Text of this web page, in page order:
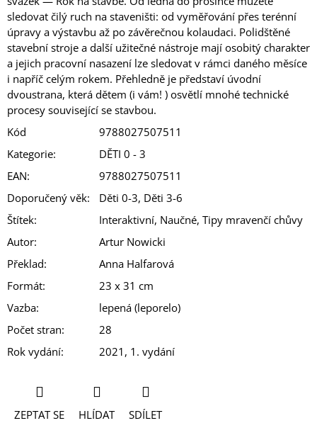
sledovat čilý ruch na staveništi: od vyměřování přes terénní
úpravy a výstavbu až po závěrečnou kolaudaci. Polidštěné
stavební stroje a další užitečné nástroje mají osobitý charakter
a jejich pracovní nasazení lze sledovat v rámci daného měsíce
i napříč celým rokem. Přehledně je představí úvodní
dvoustrana, která dětem (i vám! ) osvětlí mnohé technické
procesy související se stavbou.
Kód
9788027507511
Kategorie:
DĚTI 0 - 3
EAN:
9788027507511
Doporučený věk:
Děti 0-3, Děti 3-6
Štítek:
Interaktivní, Naučné, Tipy mravenčí chůvy
Autor:
Artur Nowicki
Překlad:
Anna Halfarová
Formát:
23 x 31 cm
Vazba:
lepená (leporelo)
Počet stran:
28
Rok vydání: 2021, 1. vydání
ZEPTAT SE HLÍDAT SDÍLET